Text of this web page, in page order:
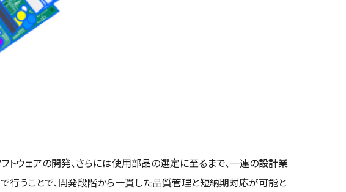
トウェアの開発、さらには使用部品の選定に至るまで、一連の設計業
行うことで、開発段階から一貫した品質管理と短納期対応が可能と